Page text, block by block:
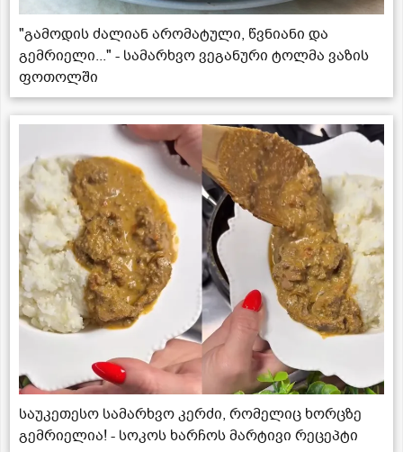
"გამოდის ძალიან არომატული, წვნიანი და
გემრიელი..." - სამარხვო ვეგანური ტოლმა ვაზის
ფოთოლში
საუკეთესო სამარხვო კერძი, რომელიც ხორცზე
გემრიელია! - სოკოს ხარჩოს მარტივი რეცეპტი